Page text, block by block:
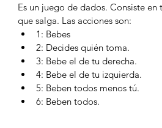
Es un juego de dados. Consiste
que salga. Las acciones son:
1: Bebes
2: Decides quién toma.
3: Bebe el de tu derecha.
4: Bebe el de tu izquierda.
5: Beben todos menos tú.
6: Beben todos.